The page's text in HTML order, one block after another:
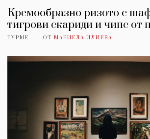
Кремообразно ризото с
тигрови скариди и чипс от
ГУРМЕ ОТ МАРИЕЛА ИЛИЕВА